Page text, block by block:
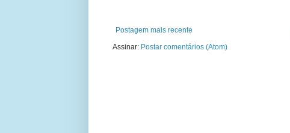
Postagem mais recente
Assinar: Postar comentários (Atom)